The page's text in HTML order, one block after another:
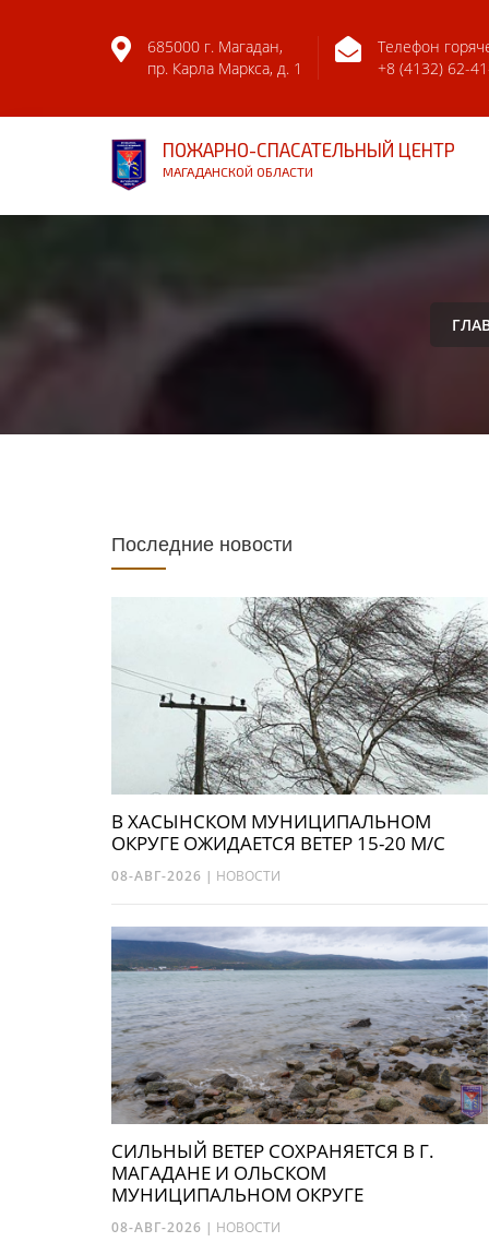
685000 г. Магадан,
пр. Карла Маркса, д. 1
Телефон
+8 (4132) 62-
ПОЖАРНО-СПАСАТЕЛЬНЫЙ ЦЕНТР
МАГАДАНСКОЙ ОБЛАСТИ
Последние новости
В ХАСЫНСКОМ МУНИЦИПАЛЬНОМ
ОКРУГЕ ОЖИДАЕТСЯ ВЕТЕР 15-20 М/С
08-АВГ-2026 | НОВОСТИ
СИЛЬНЫЙ ВЕТЕР СОХРАНЯЕТСЯ В Г.
МАГАДАНЕ И ОЛЬСКОМ
МУНИЦИПАЛЬНОМ ОКРУГЕ
08-АВГ-2026 | НОВОСТИ